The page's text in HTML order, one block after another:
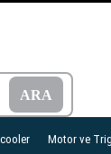
Motor ve